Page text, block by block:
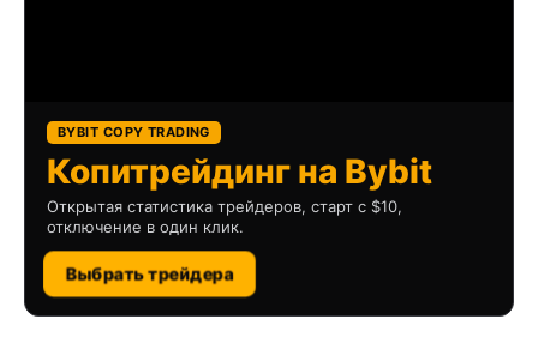
BYBIT COPY TRADING
Копитрейдинг на Bybit
Открытая статистика трейдеров, старт с $10,
отключение в один клик.
Выбрать трейдера